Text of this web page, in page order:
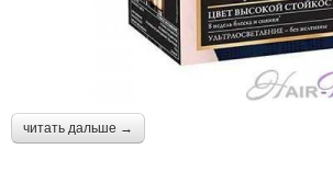
читать дальше →